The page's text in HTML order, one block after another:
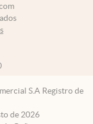
S.A Registro de
de 2026